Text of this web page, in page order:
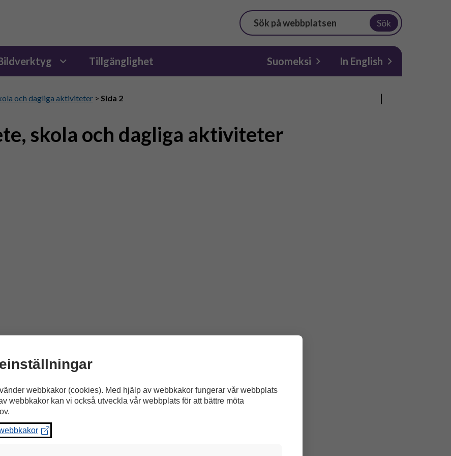
Sök
Tillgänglighet Suomeksi In English
och dagliga aktiviteter > Sida 2
skola och dagliga aktiviteter
webbkakor (cookies). Med hjälp av webbkakor fungerar vår webbplats
webbkakor kan vi också utveckla vår webbplats för att bättre möta